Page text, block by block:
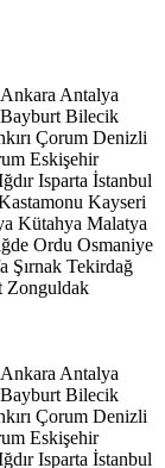
Ankara Antalya
Bayburt Bilecik
Çorum Denizli
Eskişehir
Isparta İstanbul
Kayseri
Kütahya Malatya
Ordu Osmaniye
Şırnak Tekirdağ
Zonguldak
Ankara Antalya
Bayburt Bilecik
Çorum Denizli
Eskişehir
Isparta İstanbul